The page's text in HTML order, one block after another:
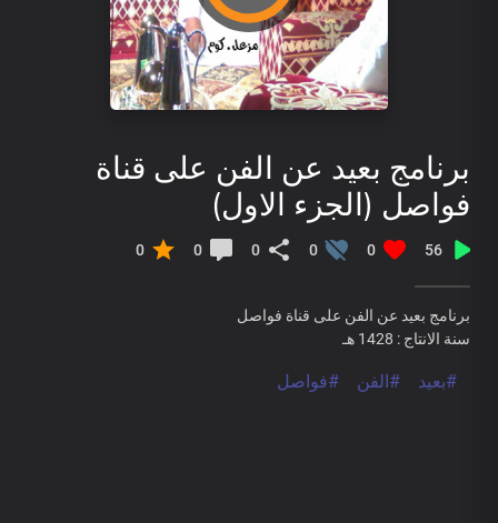
برنامج بعيد عن الفن على قناة
فواصل (الجزء الاول)
56
0
0
0
0
0
برنامج بعيد عن الفن على قناة فواصل
سنة الانتاج : 1428 هـ
#بعيد #الفن #فواصل